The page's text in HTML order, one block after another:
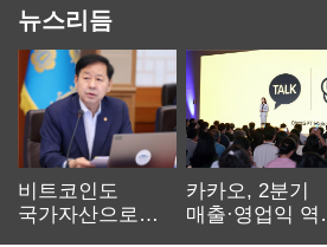
뉴스리듬
비트코인도
국가자산으로…'
카카오, 2분기
매출·영업익 역